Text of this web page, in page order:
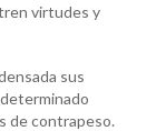
virtudes y
sus
de contrapeso.